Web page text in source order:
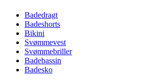
Badedragt
Badeshorts
Bikini
Svømmevest
Svømmebriller
Badebassin
Badesko